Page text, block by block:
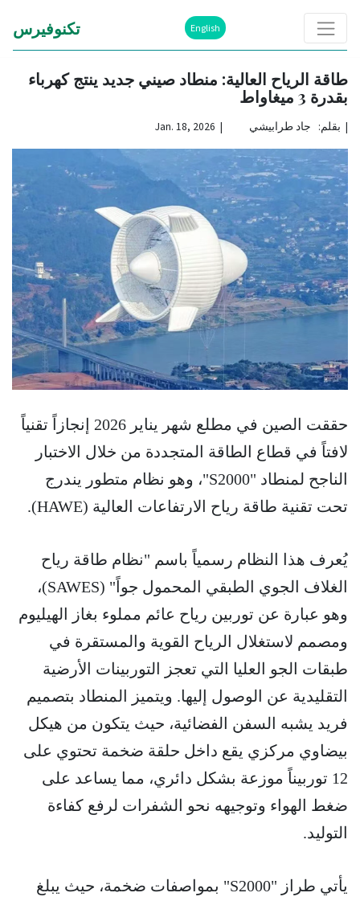
English تكنوفيرس
طاقة الرياح العالية: منطاد صيني جديد ينتج كهرباء
بقدرة 3 ميغاواط
| بقلم: جاد طرابيشي | Jan. 18, 2026
حققت الصين في مطلع شهر يناير 2026 إنجازاً تقنياً
لافتاً في قطاع الطاقة المتجددة من خلال الاختبار
الناجح لمنطاد "S2000"، وهو نظام متطور يندرج
تحت تقنية طاقة رياح الارتفاعات العالية (HAWE).
يُعرف هذا النظام رسمياً باسم "نظام طاقة رياح
الغلاف الجوي الطبقي المحمول جواً" (SAWES)،
وهو عبارة عن توربين رياح عائم مملوء بغاز الهيليوم
ومصمم لاستغلال الرياح القوية والمستقرة في
طبقات الجو العليا التي تعجز التوربينات الأرضية
التقليدية عن الوصول إليها. ويتميز المنطاد بتصميم
فريد يشبه السفن الفضائية، حيث يتكون من هيكل
بيضاوي مركزي يقع داخل حلقة ضخمة تحتوي على
12 توربيناً موزعة بشكل دائري، مما يساعد على
ضغط الهواء وتوجيهه نحو الشفرات لرفع كفاءة
التوليد.
يأتي طراز "S2000" بمواصفات ضخمة، حيث يبلغ